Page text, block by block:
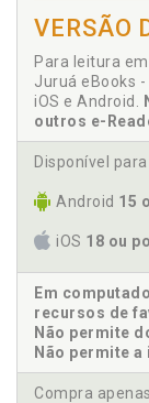
VERSÃO
Para leitura
Juruá eBooks -
iOS e Android.
outros e-
Disponível
Android 15
iOS 18 ou
Em
recursos de
Não permite
Não permite
Compra